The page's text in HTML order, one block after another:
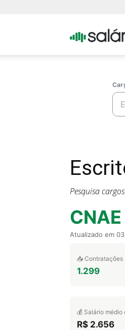
Pesquisa
Atualizado em
📥 Contratações
1.299
💰 Salário médio
R$ 2.656